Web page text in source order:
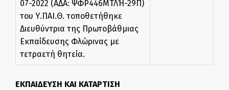
07-2022 (ΑΔΑ: ΨΦΡ446ΜΤΛΉ-29Π)
του Υ.ΠΑΙ.Θ. τοποθετήθηκε
Διευθύντρια της Πρωτοβάθμιας
Εκπαίδευσης Φλώρινας με
τετραετή θητεία.
ΕΚΠΑΙΔΕΥΣΗ ΚΑΙ ΚΑΤΑΡΤΙΣΗ